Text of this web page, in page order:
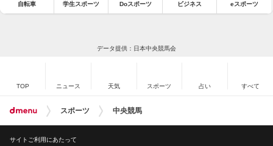
自転車 学生スポーツ Doスポーツ ビジネス eスポーツ
データ提供：日本中央競馬会
TOP ニュース 天気 スポーツ 占い すべて
スポーツ 中央競馬
サイトご利用にあたって